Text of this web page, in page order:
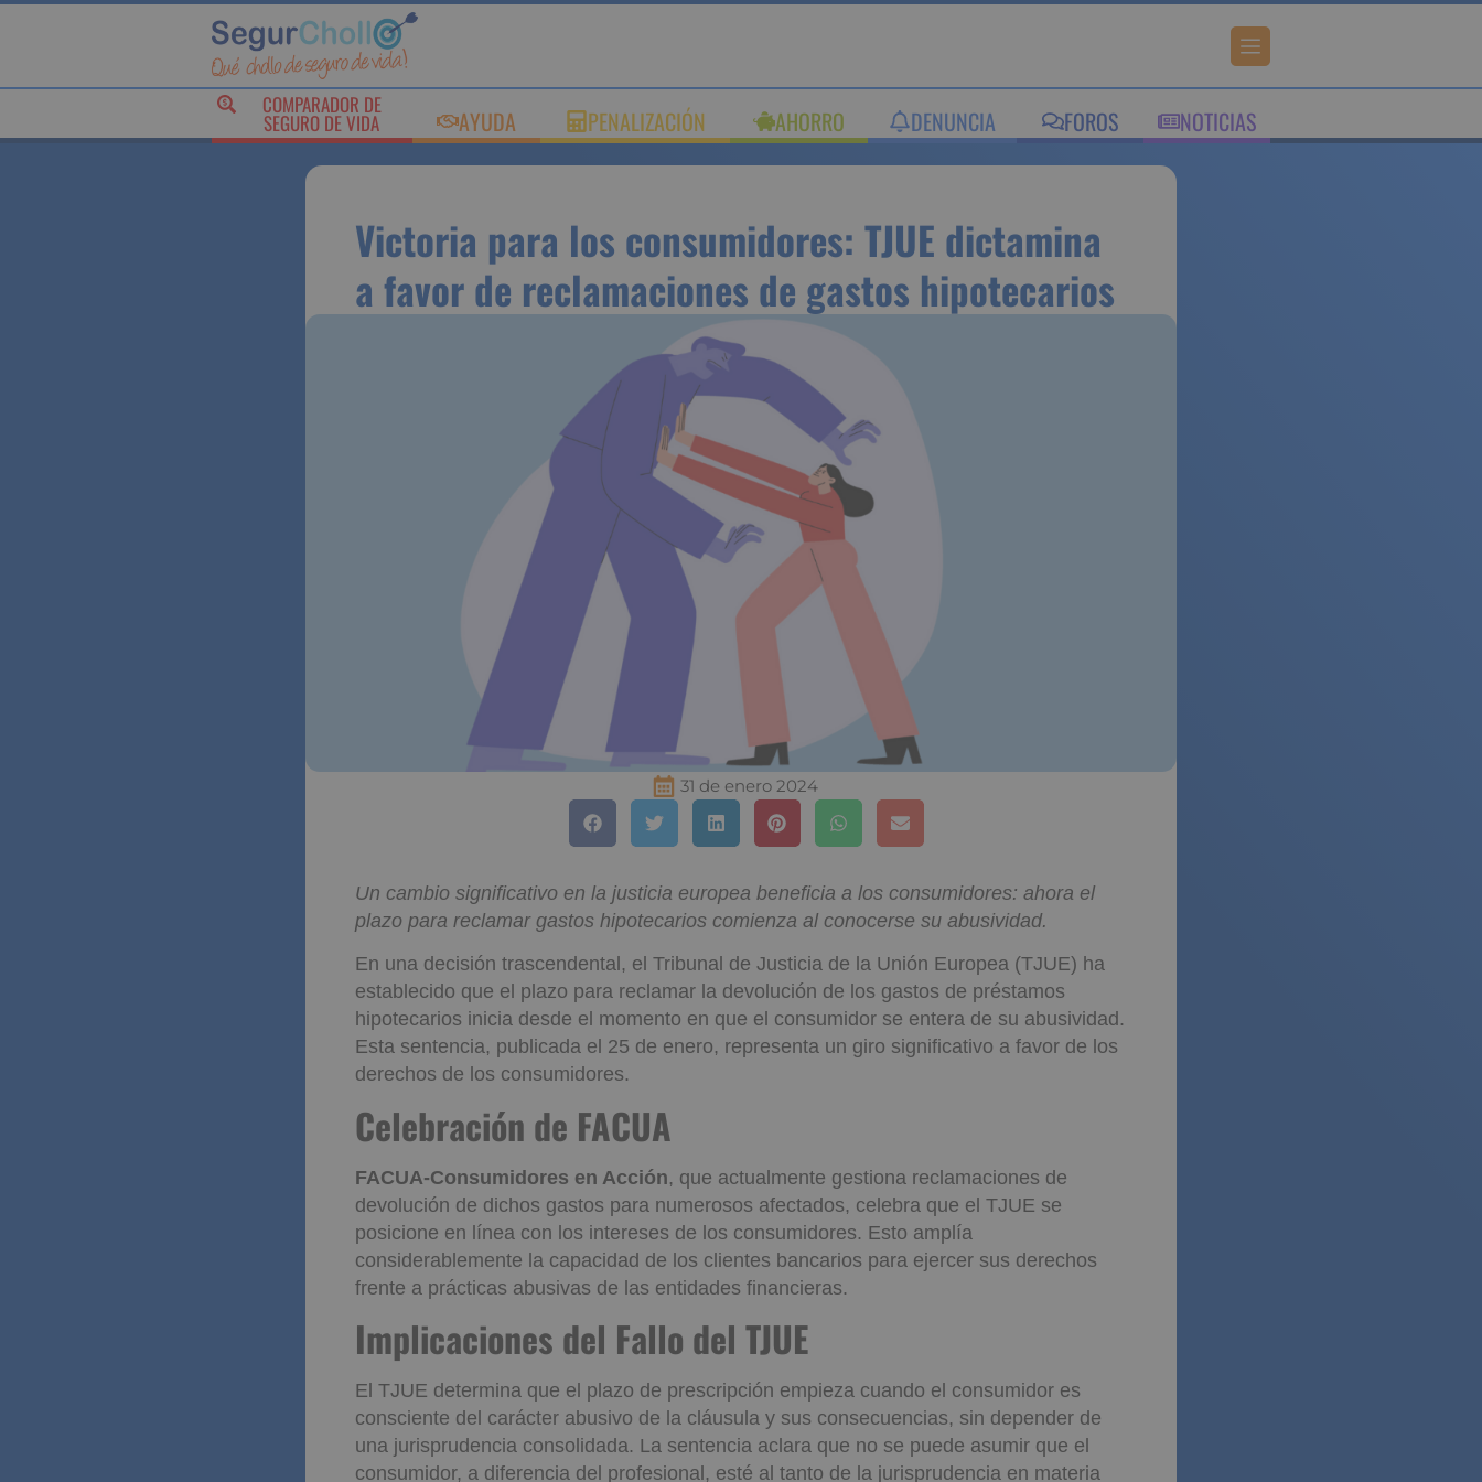
COMPARADOR DE
SEGURO DE VIDA AYUDA PENALIZACIÓN AHORRO DENUNCIA FOROS NOTICIAS
Victoria para los consumidores: TJUE
dictamina a favor de reclamaciones de
gastos hipotecarios
31 de enero 2024
plazo para reclamar gastos hipotecarios comienza al conocerse su abusividad.
En una decisión trascendental, el Tribunal de Justicia de la Unión Europea (TJUE) ha
establecido que el plazo para reclamar la devolución de los gastos de préstamos
hipotecarios inicia desde el momento en que el consumidor se entera de su abusividad.
derechos de los consumidores.
Celebración de FACUA
FACUA-Consumidores en Acción , que actualmente gestiona reclamaciones de
devolución de dichos gastos para numerosos afectados, celebra que el TJUE se
posicione en línea con los intereses de los consumidores. Esto amplía
frente a prácticas abusivas de las entidades financieras.
Implicaciones del Fallo del TJUE
El TJUE determina que el plazo de prescripción empieza cuando el consumidor es
consciente del carácter abusivo de la cláusula y sus consecuencias, sin depender de